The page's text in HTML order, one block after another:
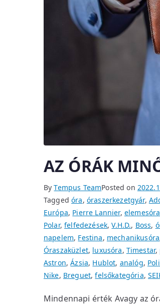
AZ ÓRÁK
ByTempus TeamPosted on
Taggedóra, óraszerkezetgyár,
Európa, Pierre Lannier, elemesóra
Polar,felfedezések,V.H.D., Boss,
napelem, Festina, mechanikusóra
Óraszaküzlet, luxusóra, Timestar,
Astron,Ázsia, Hublot, analóg,
Nike, Breguet,felsőkategória,
Mindennapi érték Avagy az